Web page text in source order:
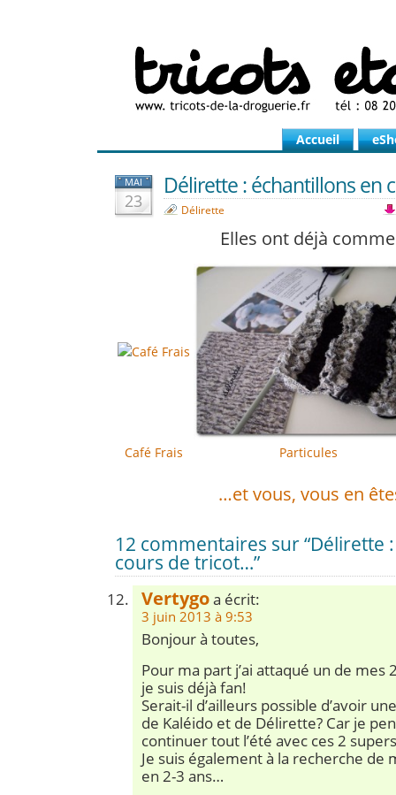
Accueil
MAI
23
Délirette : échantillons en
Délirette
Elles ont déjà
Café Frais Particules
…et vous, vous en
12 commentaires sur “Délirette
cours de tricot…”
Vertygoa écrit:
3 juin 2013 à 9:53
Bonjour à toutes,
Pour ma part j’ai attaqué un de mes
je suis déjà fan!
Serait-il d’ailleurs possible d’avoir
de Kaléido et de Délirette? Car je
continuer tout l’été avec ces 2
Je suis également à la recherche de
en 2-3 ans…